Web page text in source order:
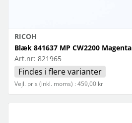
RICOH
Blæk 841637 MP CW2200 Magenta
Art.nr: 821965
Findes i flere varianter
Vejl. pris (inkl. moms) : 459,00 kr